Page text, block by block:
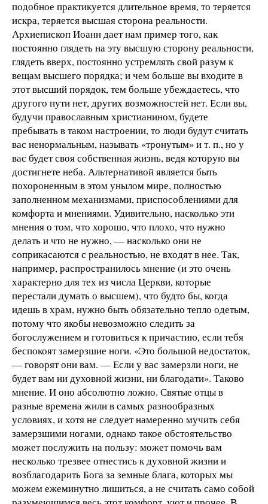
подобное практикуется длительное время, то теряется
искра, теряется высшая сторона реальности.
Архиепископ Иоанн дает нам пример того, как
постоянно глядеть на эту высшую сторону реальности,
глядеть вверх, постоянно устремлять свой разум к
вещам высшего порядка; и чем больше вы входите в
этот высший порядок, тем больше убеждаетесь, что
другого пути нет, других возможностей нет. Если вы,
будучи православным христианином, будете
пребывать в таком настроении, то люди будут считать
вас ненормальным, называть «тронутым» и т. п., но у
вас будет своя собственная жизнь, ведя которую вы
достигнете неба. Альтернативой является быть
похороненным в этом унылом мире, полностью
заполненном механизмами, приспособлениями для
комфорта и мнениями. Удивительно, насколько эти
мнения о том, что хорошо, что плохо, что нужно
делать и что не нужно, — насколько они не
соприкасаются с реальностью, не входят в нее. Так,
например, распространилось мнение (и это очень
характерно для тех из числа Церкви, которые
перестали думать о высшем), что будто бы, когда
идешь в храм, нужно быть обязательно тепло одетым,
потому что якобы невозможно следить за
богослужением и готовиться к причастию, если тебя
беспокоят замерзшие ноги. «Это большой недостаток,
— говорят они вам. — Если у вас замерзли ноги, не
будет вам ни духовной жизни, ни благодати». Таково
мнение. И оно абсолютно ложно. Святые отцы в
разные времена жили в самых разнообразных
условиях, и хотя не следует намеренно мучить себя
замерзшими ногами, однако такое обстоятельство
может послужить на пользу: может помочь вам
несколько трезвее отнестись к духовной жизни и
возблагодарить Бога за земные блага, которых мы
можем ежеминутно лишиться, а не считать само собой